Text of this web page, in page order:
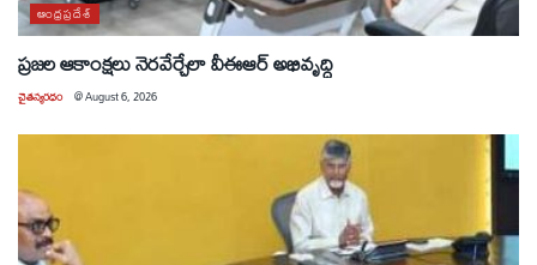
ఆంధ్రప్రదేశ్
ప్రజల ఆకాంక్షలు నెరవేర్చేలా వీఈఆర్ అభివృద్ధి
చైతన్యరధం @August 6, 2026